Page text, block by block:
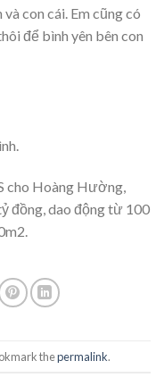
con cái. Em cũng có
để bình yên bên con
cho Hoàng Hường,
đồng, dao động từ 100
thepermalink.